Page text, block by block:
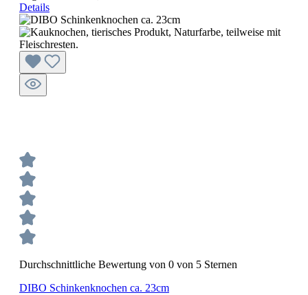
Details
Durchschnittliche Bewertung von 0 von 5 Sternen
DIBO Schinkenknochen ca. 23cm